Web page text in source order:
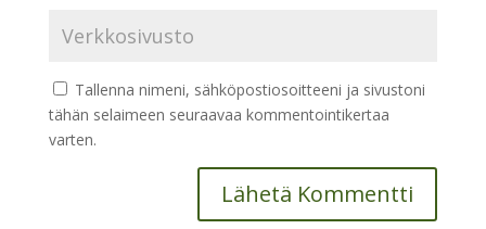
Tallenna nimeni, sähköpostiosoitteeni ja sivustoni
tähän selaimeen seuraavaa kommentointikertaa
varten.